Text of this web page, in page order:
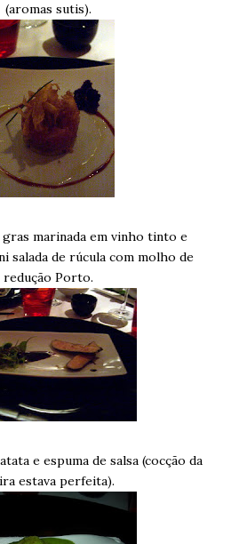
(aromas sutis).
marinada em vinho tinto e
salada de rúcula com molho de
redução Porto.
e espuma de salsa (cocção da
estava perfeita).